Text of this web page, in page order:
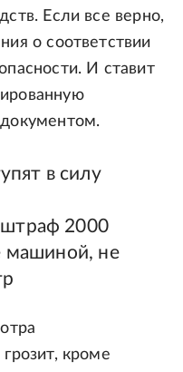
Если все верно,
о соответствии
И ставит
в силу
2000
машиной, не
кроме